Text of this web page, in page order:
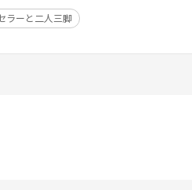
ラーと二人三脚